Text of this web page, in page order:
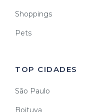
Shoppings
Pets
TOP CIDADES
São Paulo
Boituva